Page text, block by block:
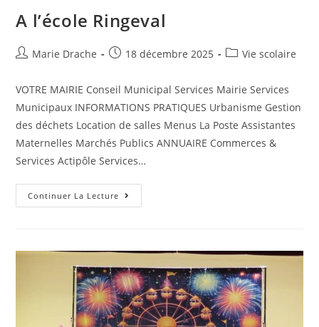
A l’école Ringeval
Marie Drache 18 décembre 2025 Vie scolaire
VOTRE MAIRIE Conseil Municipal Services Mairie Services
Municipaux INFORMATIONS PRATIQUES Urbanisme Gestion
des déchets Location de salles Menus La Poste Assistantes
Maternelles Marchés Publics ANNUAIRE Commerces &
Services Actipôle Services…
Continuer La Lecture